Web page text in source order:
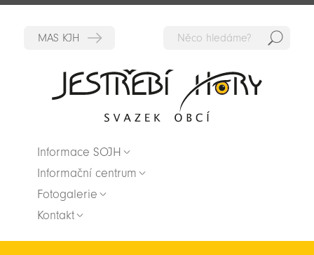
Informace SOJH
Informační centrum
Fotogalerie
Kontakt